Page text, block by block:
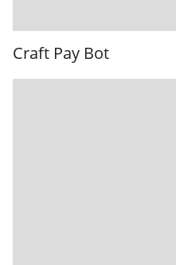
Craft Pay Bot